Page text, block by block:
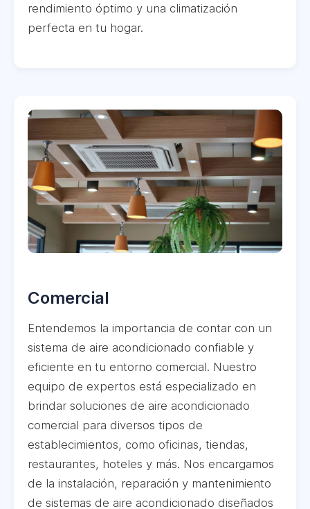
rendimiento óptimo y una climatización
perfecta en tu hogar.
Comercial
Entendemos la importancia de contar con un
sistema de aire acondicionado confiable y
eficiente en tu entorno comercial. Nuestro
equipo de expertos está especializado en
brindar soluciones de aire acondicionado
comercial para diversos tipos de
establecimientos, como oficinas, tiendas,
restaurantes, hoteles y más. Nos encargamos
de la instalación, reparación y mantenimiento
de sistemas de aire acondicionado diseñados